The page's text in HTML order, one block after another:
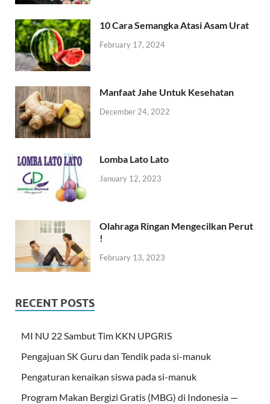
10 Cara Semangka Atasi Asam Urat
February 17, 2024
Manfaat Jahe Untuk Kesehatan
December 24, 2022
Lomba Lato Lato
January 12, 2023
Olahraga Ringan Mengecilkan Perut
!
February 13, 2023
RECENT POSTS
MI NU 22 Sambut Tim KKN UPGRIS
Pengajuan SK Guru dan Tendik pada si-manuk
Pengaturan kenaikan siswa pada si-manuk
Program Makan Bergizi Gratis (MBG) di Indonesia —